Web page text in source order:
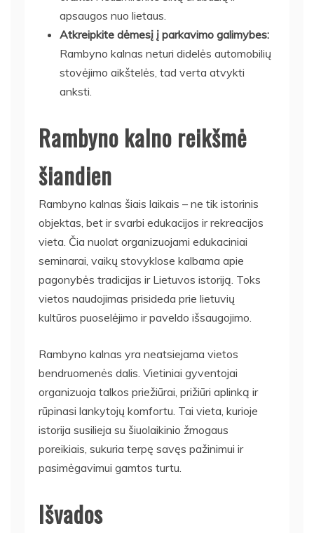
apsaugos nuo lietaus.
Atkreipkite dėmesį į parkavimo galimybes:
Rambyno kalnas neturi didelės automobilių
stovėjimo aikštelės, tad verta atvykti
anksti.
Rambyno kalno reikšmė
šiandien
Rambyno kalnas šiais laikais – ne tik istorinis
objektas, bet ir svarbi edukacijos ir rekreacijos
vieta. Čia nuolat organizuojami edukaciniai
seminarai, vaikų stovyklose kalbama apie
pagonybės tradicijas ir Lietuvos istoriją. Toks
vietos naudojimas prisideda prie lietuvių
kultūros puoselėjimo ir paveldo išsaugojimo.
Rambyno kalnas yra neatsiejama vietos
bendruomenės dalis. Vietiniai gyventojai
organizuoja talkos priežiūrai, prižiūri aplinką ir
rūpinasi lankytojų komfortu. Tai vieta, kurioje
istorija susilieja su šiuolaikinio žmogaus
poreikiais, sukuria terpę savęs pažinimui ir
pasimėgavimui gamtos turtu.
Išvados